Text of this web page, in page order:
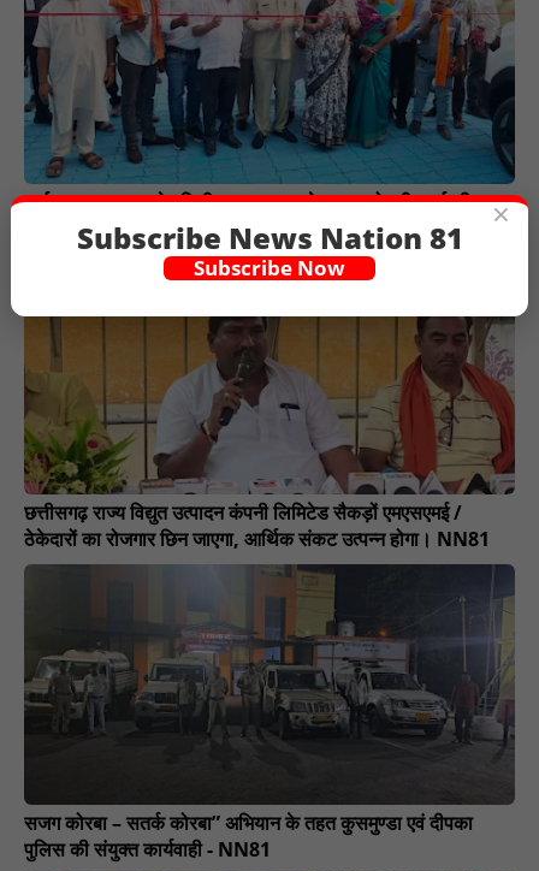
वार्ड क्र. 08 व 09 केा मिली 54 लाख रू. के सड़क रोशनी कार्य की
सौगात - NN81
छत्तीसगढ़ राज्य विद्युत उत्पादन कंपनी लिमिटेड सैकड़ों एमएसएमई /
ठेकेदारों का रोजगार छिन जाएगा, आर्थिक संकट उत्पन्न होगा। NN81
सजग कोरबा – सतर्क कोरबा” अभियान के तहत कुसमुण्डा एवं दीपका
पुलिस की संयुक्त कार्यवाही - NN81
×
Subscribe News Nation 81
Subscribe Now